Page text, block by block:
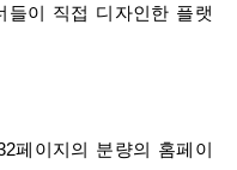
들이 직접 디자인한 플랫
페이지의 분량의 홈페이